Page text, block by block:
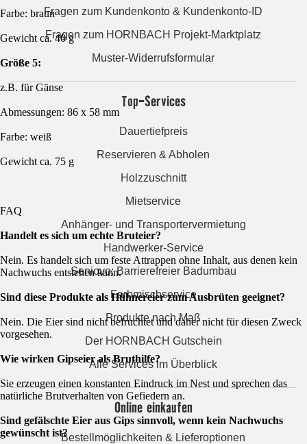
Farbe: braun
Gewicht ca. 40 g
Größe 5:
z.B. für Gänse
Abmessungen: 86 x 58 mm
Farbe: weiß
Gewicht ca. 75 g
FAQ
Handelt es sich um echte Bruteier?
Nein. Es handelt sich um feste Attrappen ohne Inhalt, aus denen kein
Nachwuchs entstehen kann.
Sind diese Produkte als Hühnereier zum Ausbrüten geeignet?
Nein. Die Eier sind nicht befruchtet und daher nicht für diesen Zweck
vorgesehen.
Wie wirken Gipseier als Bruthilfe?
Sie erzeugen einen konstanten Eindruck im Nest und sprechen das
natürliche Brutverhalten von Gefiedern an.
Sind gefälschte Eier aus Gips sinnvoll, wenn kein Nachwuchs
gewünscht ist?
Fragen zum Kundenkonto & Kundenkonto-ID
Fragen zum HORNBACH Projekt-Marktplatz
Muster-Widerrufsformular
Top-Services
Dauertiefpreis
Reservieren & Abholen
Holzzuschnitt
Mietservice
Anhänger- und Transportervermietung
Handwerker-Service
Seniovo: Barrierefreier Badumbau
Farbmischservice
Produkte nach Maß
Der HORNBACH Gutschein
Alle Services im Überblick
Online einkaufen
Bestellmöglichkeiten & Lieferoptionen